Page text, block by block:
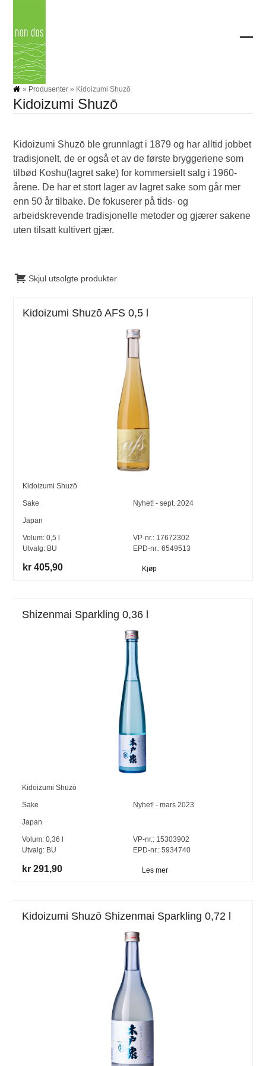
content
» Produsenter » Kidoizumi Shuzō
Kidoizumi Shuzō
Kidoizumi Shuzō ble grunnlagt i 1879 og har alltid jobbet
tradisjonelt, de er også et av de første bryggeriene som
tilbød Koshu(lagret sake) for kommersielt salg i 1960-
årene. De har et stort lager av lagret sake som går mer
enn 50 år tilbake. De fokuserer på tids- og
arbeidskrevende tradisjonelle metoder og gjærer sakene
uten tilsatt kultivert gjær.
Skjul utsolgte produkter
Kidoizumi Shuzō AFS 0,5 l
Kidoizumi Shuzō
Sake Nyhet! - sept. 2024
Japan
Volum:0,5 l
Utvalg: BU
VP-nr.: 17672302
EPD-nr.: 6549513
kr 405,90 Kjøp
Shizenmai Sparkling 0,36 l
Kidoizumi Shuzō
Sake Nyhet! - mars 2023
Japan
Volum:0,36 l
Utvalg: BU
VP-nr.:15303902
EPD-nr.: 5934740
kr 291,90 Les mer
Kidoizumi Shuzō Shizenmai Sparkling 0,72 l